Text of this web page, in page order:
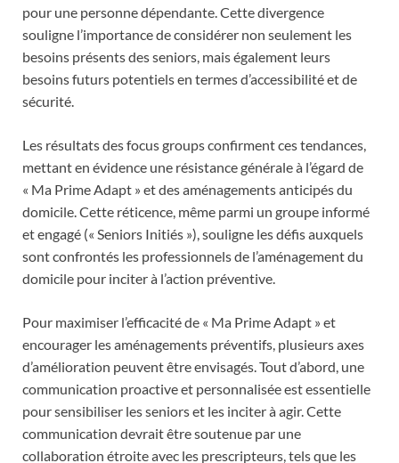
pour une personne dépendante. Cette divergence
souligne l’importance de considérer non seulement les
besoins présents des seniors, mais également leurs
besoins futurs potentiels en termes d’accessibilité et de
sécurité.
Les résultats des focus groups confirment ces tendances,
mettant en évidence une résistance générale à l’égard de
« Ma Prime Adapt » et des aménagements anticipés du
domicile. Cette réticence, même parmi un groupe informé
et engagé (« Seniors Initiés »), souligne les défis auxquels
sont confrontés les professionnels de l’aménagement du
domicile pour inciter à l’action préventive.
Pour maximiser l’efficacité de « Ma Prime Adapt » et
encourager les aménagements préventifs, plusieurs axes
d’amélioration peuvent être envisagés. Tout d’abord, une
communication proactive et personnalisée est essentielle
pour sensibiliser les seniors et les inciter à agir. Cette
communication devrait être soutenue par une
collaboration étroite avec les prescripteurs, tels que les